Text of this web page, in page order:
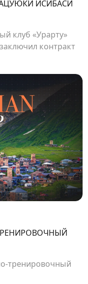
ИСИБАСИ
клуб «Урарту»
контракт
тренировочный